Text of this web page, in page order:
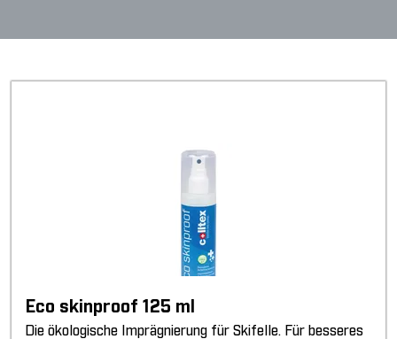
Eco skinproof 125 ml
Die ökologische Imprägnierung für Skifelle. Für besseres